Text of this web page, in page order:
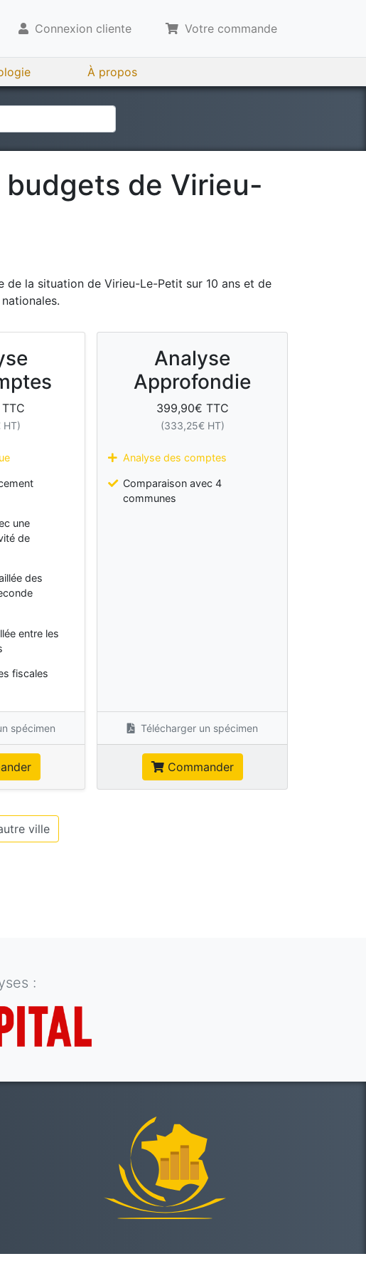
Connexion cliente Votre commande
À propos
de Virieu-
de la situation de Virieu-Le-Petit sur 10 ans et de
HT)
une
de
des
entre les
fiscales
spécimen
Analyse
Approfondie
399,90€ TTC
(333,25€ HT)
Analyse des comptes
Comparaison avec 4
communes
Télécharger un spécimen
Commander
ville
: